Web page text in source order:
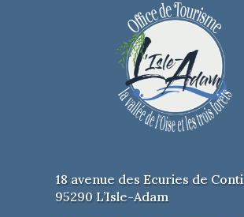
18 avenue des Ecuries de Conti
95290 L’Isle-Adam